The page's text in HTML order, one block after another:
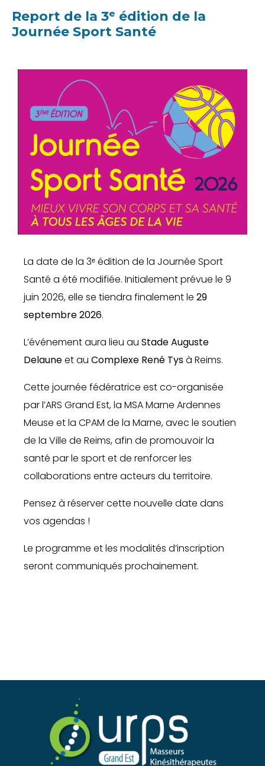
Report de la 3ᵉ édition de la
Journée Sport Santé
La date de la 3ᵉ édition de la Journée Sport
Santé a été modifiée. Initialement prévue le 9
juin 2026, elle se tiendra finalement le 29
septembre 2026.
L’événement aura lieu au Stade Auguste
Delauneet au Complexe René Tysà Reims.
Cette journée fédératrice est co-organisée
par l’ARS Grand Est, la MSA Marne Ardennes
Meuse et la CPAM de la Marne, avec le soutien
de la Ville de Reims, afin de promouvoir la
santé par le sport et de renforcer les
collaborations entre acteurs du territoire.
Pensez à réserver cette nouvelle date dans
vos agendas !
Le programme et les modalités d’inscription
seront communiqués prochainement.